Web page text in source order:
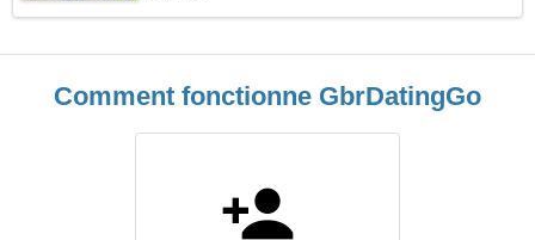
Comment fonctionne GbrDatingGo